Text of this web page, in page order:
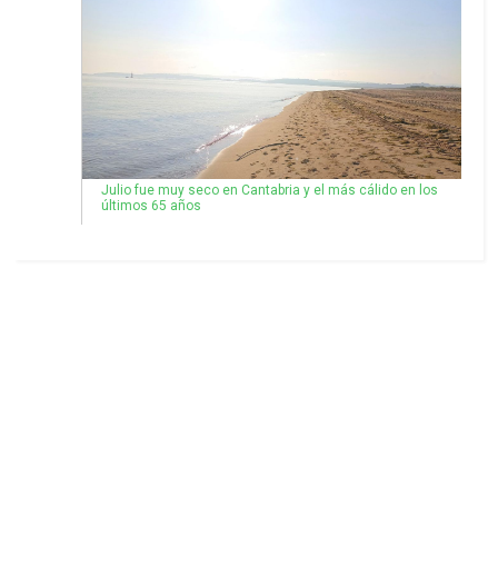
Julio fue muy seco en Cantabria y el más cálido en los
últimos 65 años